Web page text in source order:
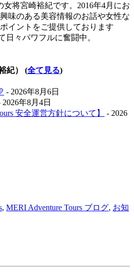
女将宮崎裕紀です。2016年4月にお
味のある美容情報のお話や女性な
イントをご提供しております
々パワフルに奮闘中。
紀） (全て見る)
- 2026年8月6日
2026年8月4日
安全運営方針について】
- 2026
, MERI Adventure Tours ブログ, お知